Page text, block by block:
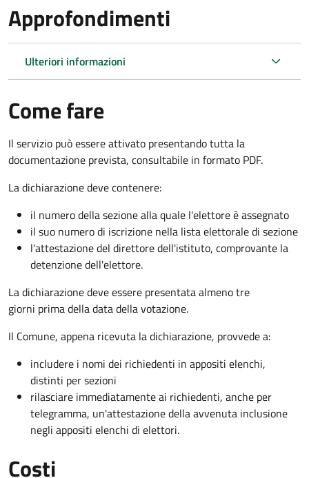
Approfondimenti
Ulteriori informazioni
Come fare
Il servizio può essere attivato presentando tutta la
documentazione prevista, consultabile in formato PDF.
La dichiarazione deve contenere:
il numero della sezione alla quale l'elettore è assegnato
il suo numero di iscrizione nella lista elettorale di sezione
l'attestazione del direttore dell'istituto, comprovante la
detenzione dell'elettore.
La dichiarazione deve essere presentata almeno tre
giorni prima della data della votazione.
Il Comune, appena ricevuta la dichiarazione, provvede a:
includere i nomi dei richiedenti in appositi elenchi,
distinti per sezioni
rilasciare immediatamente ai richiedenti, anche per
telegramma, un'attestazione della avvenuta inclusione
negli appositi elenchi di elettori.
Costi